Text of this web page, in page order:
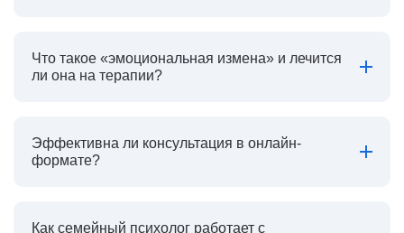
Что такое «эмоциональная измена» и лечится
ли она на терапии?
Эффективна ли консультация в онлайн-
формате?
Как семейный психолог работает с